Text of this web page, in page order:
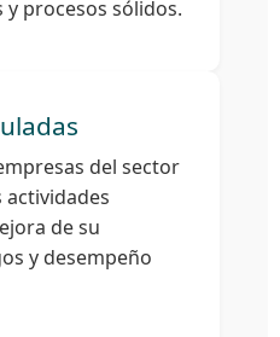
procesos sólidos.
del sector
de su
y desempeño